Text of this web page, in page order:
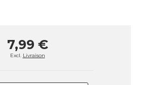
7,99 €
Excl. Livraison